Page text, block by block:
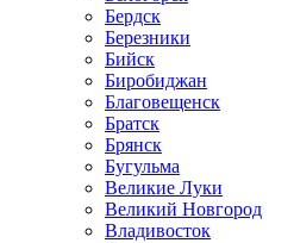
Бердск
Березники
Бийск
Биробиджан
Благовещенск
Братск
Брянск
Бугульма
Великие Луки
Великий Новгород
Владивосток